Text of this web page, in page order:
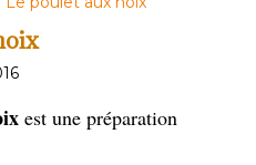
est une préparation